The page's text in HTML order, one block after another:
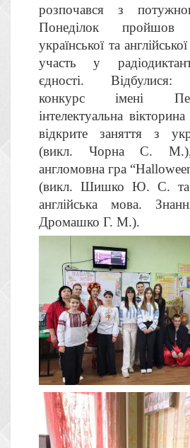
розпочався з
Понеділок
української та
участь у
єдності. Відбулися:
конкурс імені
інтелектуальна
відкрите заняття з
(викл. Чорна С. М.),
англомовна гра
(викл. Шишко Ю. С. та
англійська мова.
Дромашко Г. М.).